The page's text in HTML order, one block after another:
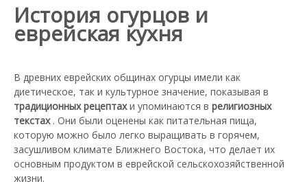
История огурцов и
еврейская кухня
В древних еврейских общинах огурцы имели как
диетическое, так и культурное значение, показывая в
традиционных рецептахи упоминаются в религиозных
текстах . Они были оценены как питательная пища,
которую можно было легко выращивать в горячем,
засушливом климате Ближнего Востока, что делает их
основным продуктом в еврейской сельскохозяйственной
жизни.